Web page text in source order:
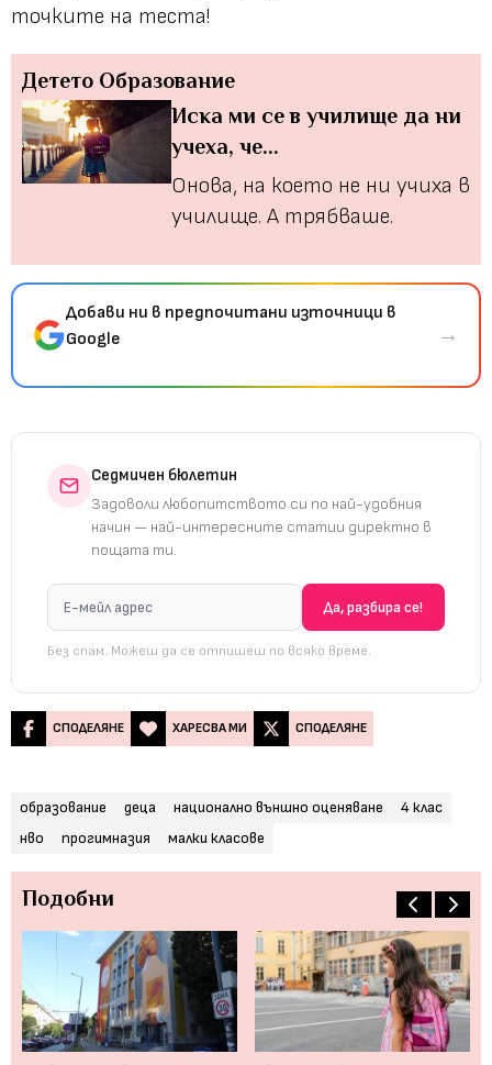
точките на теста!
Детето Образование
Иска ми се в училище да ни
учеха, че...
Онова, на което не ни учиха в
училище. А трябваше.
Добави ни в предпочитани източници в
Google
→
Седмичен бюлетин
Задоволи любопитството си по най-удобния
начин — най-интересните статии директно в
пощата ти.
Без спам. Можеш да се отпишеш по всяко време.
СПОДЕЛЯНЕ ХАРЕСВА МИ СПОДЕЛЯНЕ
образование деца национално външно оценяване
4 клас
нво
прогимназия малки класове
Подобни